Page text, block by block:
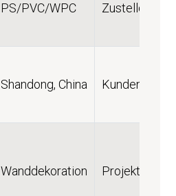
PS/PVC/WPC Zustelldienst
Shandong, China Kundendienst
Wanddekoration